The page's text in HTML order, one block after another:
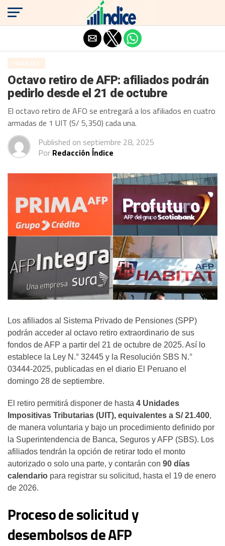
FINANZAS
Octavo retiro de AFP: afiliados podrán
pedirlo desde el 21 de octubre
El octavo retiro de AFO se entregará a los afiliados en cuatro
armadas de 1 UIT (S/ 5,350) cada una.
Published on septiembre 28, 2025
Por Redacción Índice
Los afiliados al Sistema Privado de Pensiones (SPP)
podrán acceder al octavo retiro extraordinario de sus
fondos de AFP a partir del 21 de octubre de 2025. Así lo
establece la Ley N.° 32445 y la Resolución SBS N.°
03444-2025, publicadas en el diario El Peruano el
domingo 28 de septiembre.
El retiro permitirá disponer de hasta 4 Unidades
Impositivas Tributarias (UIT), equivalentes a S/ 21.400,
de manera voluntaria y bajo un procedimiento definido por
la Superintendencia de Banca, Seguros y AFP (SBS). Los
afiliados tendrán la opción de retirar todo el monto
autorizado o solo una parte, y contarán con 90 días
calendario para registrar su solicitud, hasta el 19 de enero
de 2026.
Proceso de solicitud y
desembolsos de AFP
Salir de la versión móvil